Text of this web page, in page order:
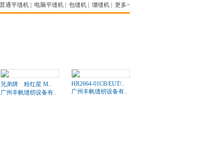
普通平缝机 电脑平缝机 包缝机 绷缝机 更多>
兄弟牌 粉红星 M..
广州丰帆缝纫设备有..
HR2664-01CB/EUT/..
广州丰帆缝纫设备有..